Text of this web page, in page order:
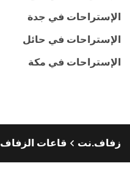
الإستراحات في جدة
الإستراحات في حائل
الإستراحات في مكة
زفاف.نت قاعات الزفاف